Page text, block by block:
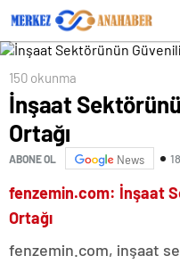
150 okunma
İnşaat
Ortağı
ABONE OL News
fenzemin.com: İnşaat
Ortağı
fenzemin.com, inşaat